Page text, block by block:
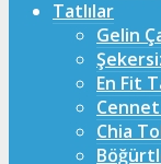
Tatlılar
Gelin
En Fit
Chia